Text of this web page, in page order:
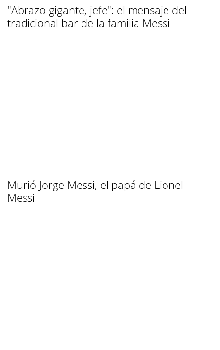
"Abrazo gigante, jefe": el mensaje del
tradicional bar de la familia Messi
Murió Jorge Messi, el papá de Lionel
Messi